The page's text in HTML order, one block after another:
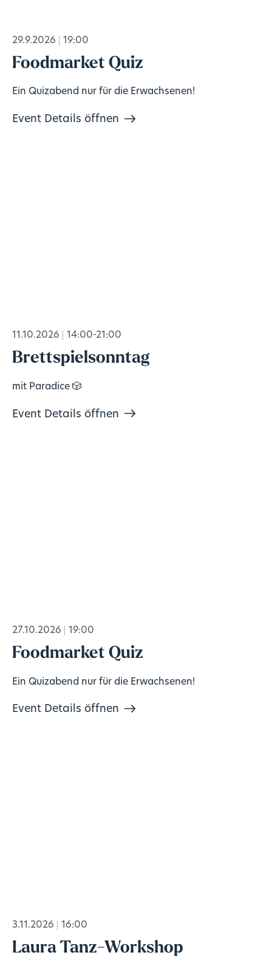
29.9.2026 19:00
Foodmarket Quiz
Ein Quizabend nur für die Erwachsenen!
Event Details öffnen
11.10.2026 14:00-21:00
Brettspielsonntag
mit Paradice 🎲
Event Details öffnen
27.10.2026 19:00
Foodmarket Quiz
Ein Quizabend nur für die Erwachsenen!
Event Details öffnen
3.11.2026 16:00
Laura Tanz-Workshop